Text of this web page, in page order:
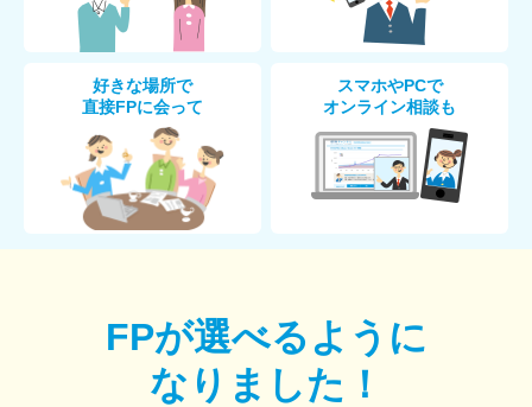
好きな場所で
直接FPに会って
スマホやPCで
オンライン相談も
FPが選べるように
なりました！